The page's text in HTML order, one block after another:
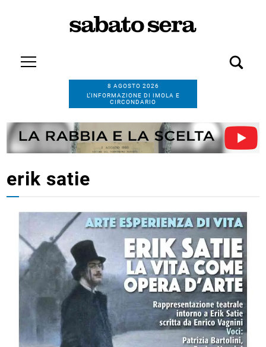
8 AGOSTO 2026
L’INFORMAZIONE DI IMOLA E
CIRCONDARIO
erik satie